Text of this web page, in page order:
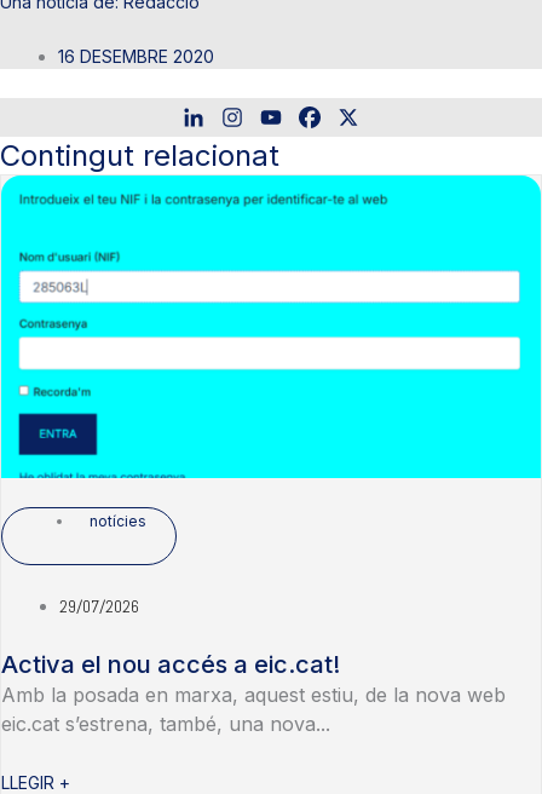
16 DESEMBRE 2020
Contingut relacionat
notícies
29/07/2026
Activa el nou accés a eic.cat!
Amb la posada en marxa, aquest estiu, de la nova web
eic.cat s’estrena, també, una nova...
LLEGIR +